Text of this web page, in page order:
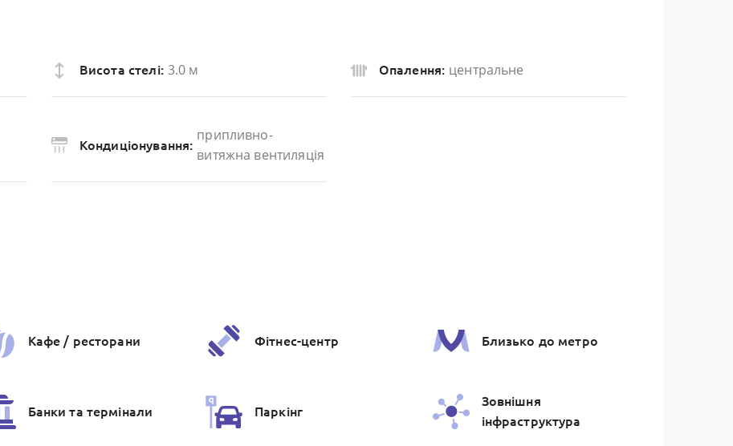
Висота стелі: 3.0 м Опалення: центральне
Кондиціонування:
припливно-
витяжна вентиляція
Кафе / ресторани Фітнес-центр Близько до метро
Банки та термiнали Паркiнг
Зовнiшня
iнфраструктура